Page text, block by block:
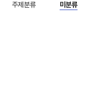
주제분류 미분류